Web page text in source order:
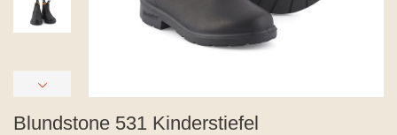
Blundstone 531 Kinderstiefel